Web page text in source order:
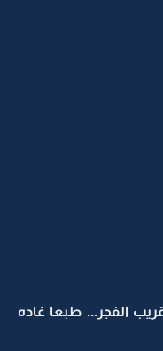
الفجر... طبعا غاده